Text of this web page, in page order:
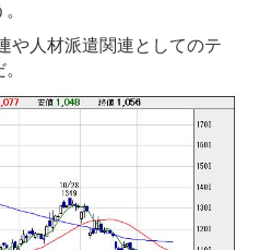
や人材派遣関連としてのテ